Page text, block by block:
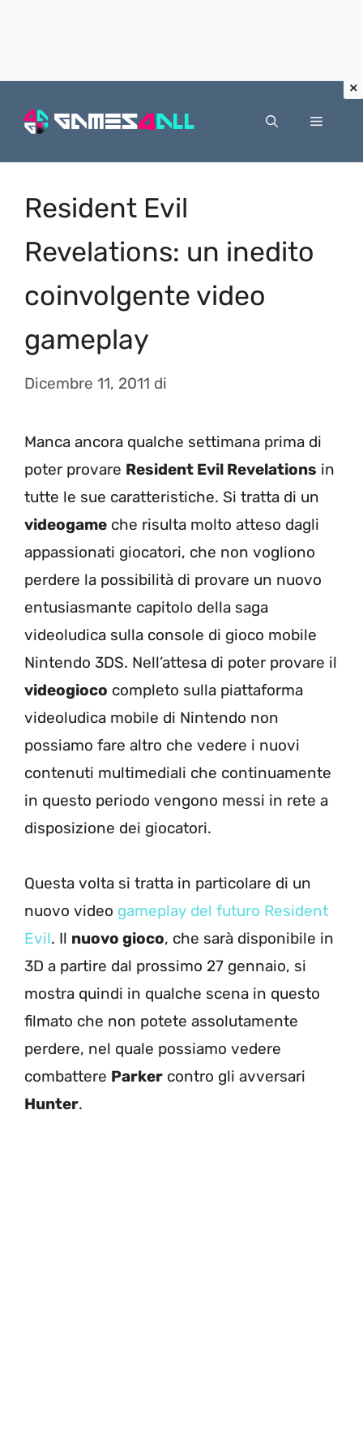
Menu
Resident Evil
Revelations: un inedito
coinvolgente video
gameplay
Dicembre 11, 2011 di
Manca ancora qualche settimana prima di
poter provare Resident Evil Revelations in
tutte le sue caratteristiche. Si tratta di un
videogame che risulta molto atteso dagli
appassionati giocatori, che non vogliono
perdere la possibilità di provare un nuovo
entusiasmante capitolo della saga
videoludica sulla console di gioco mobile
Nintendo 3DS. Nell’attesa di poter provare il
videogioco completo sulla piattaforma
videoludica mobile di Nintendo non
possiamo fare altro che vedere i nuovi
contenuti multimediali che continuamente
in questo periodo vengono messi in rete a
disposizione dei giocatori.
Questa volta si tratta in particolare di un
nuovo video gameplay del futuro Resident
Evil. Il nuovo gioco, che sarà disponibile in
3D a partire dal prossimo 27 gennaio, si
mostra quindi in qualche scena in questo
filmato che non potete assolutamente
perdere, nel quale possiamo vedere
combattere Parker contro gli avversari
Hunter.